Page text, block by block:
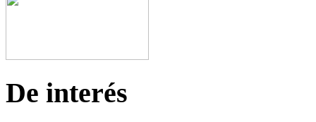
De interés